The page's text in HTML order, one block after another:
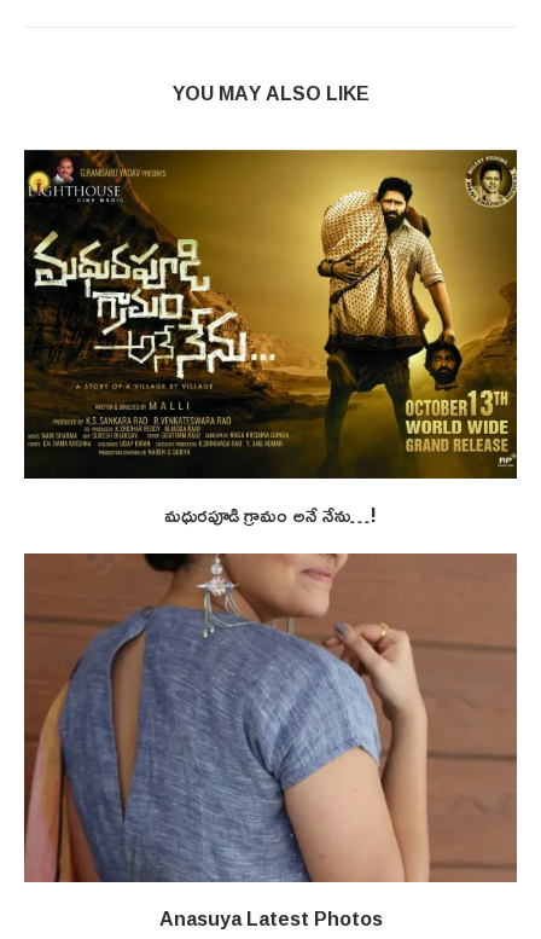
YOU MAY ALSO LIKE
మధురపూడి గ్రామం అనే నేను…!
Anasuya Latest Photos